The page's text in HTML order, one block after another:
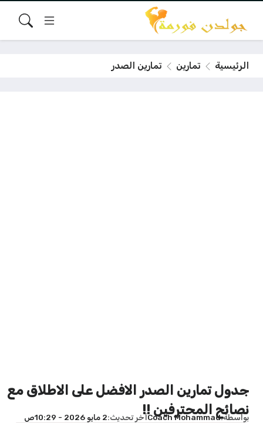
الرئيسية تمارين تمارين الصدر
جدول تمارين الصدر الافضل على الاطلاق مع
نصائح المحترفين !!
بواسطة Coach Mohammadآخر تحديث 2 مايو 2026 - 10:29ص